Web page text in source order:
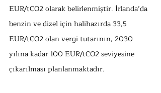
EUR/tCO2 olarak belirlenmiştir. İrlanda’da
benzin ve dizel için halihazırda 33,5
EUR/tCO2 olan vergi tutarının, 2030
yılına kadar 100 EUR/tCO2 seviyesine
çıkarılması planlanmaktadır.